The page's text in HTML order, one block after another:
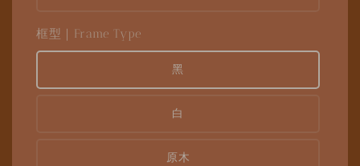
框型｜Frame Type
黑
白
原木